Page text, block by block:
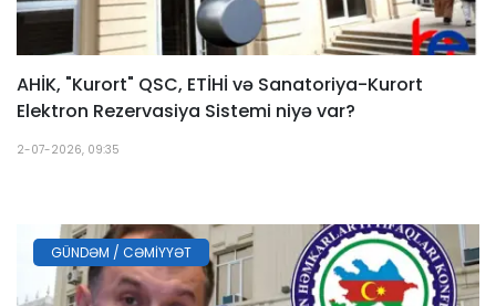
AHİK, "Kurort" QSC, ETİHİ və Sanatoriya-Kurort
Elektron Rezervasiya Sistemi niyə var?
2-07-2026, 09:35
GÜNDƏM / CƏMIYYƏT